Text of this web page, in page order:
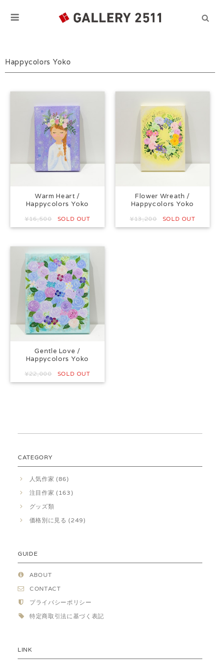
Happycolors Yoko
Warm Heart /
Happycolors Yoko
¥16,500 SOLD OUT
Flower Wreath /
Happycolors Yoko
¥13,200 SOLD OUT
Gentle Love /
Happycolors Yoko
¥22,000 SOLD OUT
CATEGORY
人気作家 (86)
注目作家 (163)
グッズ類
価格別に見る (249)
GUIDE
ABOUT
CONTACT
プライバシーポリシー
特定商取引法に基づく表記
LINK